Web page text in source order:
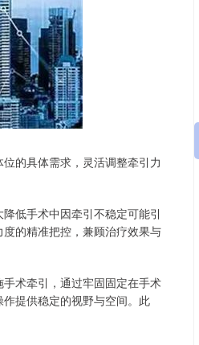
的具体需求，灵活调整牵引力
低手术中因牵引不稳定可能引
的精准把控，兼顾治疗效果与
术牵引，通过牢固固定在手术
提供稳定的视野与空间。此